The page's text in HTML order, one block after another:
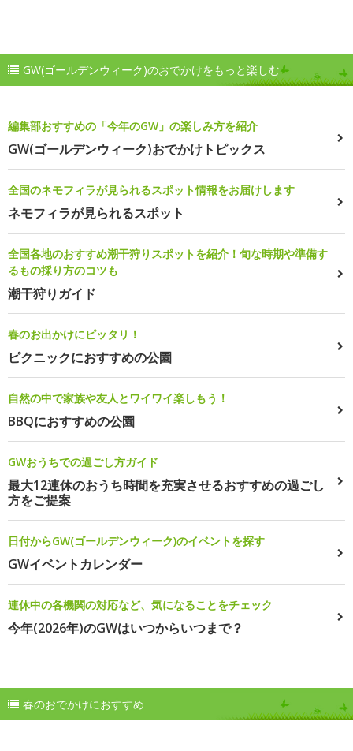
GW(ゴールデンウィーク)のおでかけをもっと楽しむ
編集部おすすめの「今年のGW」の楽しみ方を紹介
GW(ゴールデンウィーク)おでかけトピックス
全国のネモフィラが見られるスポット情報をお届けします
ネモフィラが見られるスポット
全国各地のおすすめ潮干狩りスポットを紹介！旬な時期や準備す
るもの採り方のコツも
潮干狩りガイド
春のお出かけにピッタリ！
ピクニックにおすすめの公園
自然の中で家族や友人とワイワイ楽しもう！
BBQにおすすめの公園
GWおうちでの過ごし方ガイド
最大12連休のおうち時間を充実させるおすすめの過ごし
方をご提案
日付からGW(ゴールデンウィーク)のイベントを探す
GWイベントカレンダー
連休中の各機関の対応など、気になることをチェック
今年(2026年)のGWはいつからいつまで？
春のおでかけにおすすめ